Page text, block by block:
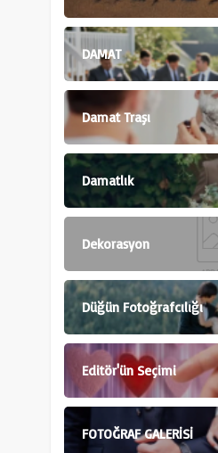
DAMAT
Damat Traşı
Damatlık
Dekorasyon
Düğün Fotoğrafcılığı
Editör'ün Seçimi
FOTOĞRAF GALERİSİ